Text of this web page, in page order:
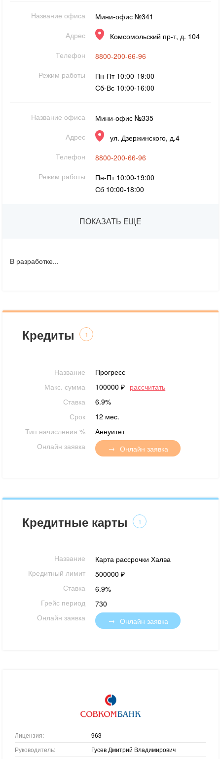
Название офиса
Мини-офис №341
Адрес
Комсомольский пр-т, д. 104
Телефон
8800-200-66-96
Режим работы
Пн-Пт 10:00-19:00
Сб-Вс 10:00-16:00
Название офиса
Мини-офис №335
Адрес
ул. Дзержинского, д.4
Телефон
8800-200-66-96
Режим работы
Пн-Пт 10:00-19:00
Сб 10:00-18:00
ПОКАЗАТЬ ЕЩЕ
В разработке...
Кредиты 1
Название
Прогресс
Макс. сумма
100000 ₽ рассчитать
Ставка
6.9%
Срок
12 мес.
Тип начисления %
Аннуитет
Онлайн заявка
Онлайн заявка
Кредитные карты 1
Название
Карта рассрочки Халва
Кредитный лимит
500000 ₽
Ставка
6.9%
Грейс период
730
Онлайн заявка
Онлайн заявка
Лицензия:
963
Руководитель:
Гусев Дмитрий Владимирович